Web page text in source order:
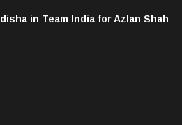
in Team India for Azlan Shah